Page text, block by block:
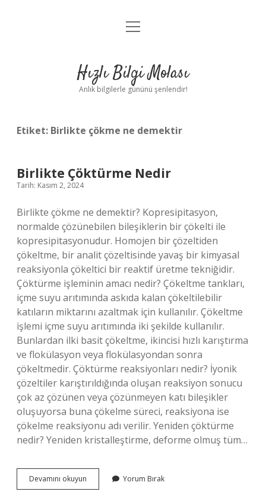
Anasayfa
Yasal Uyarı
menüyü
Hızlı Bilgi Molası
Anlık bilgilerle gününü şenlendir!
Etiket: Birlikte çökme ne demektir
Birlikte Çöktürme Nedir
Tarih: Kasım 2, 2024
Birlikte çökme ne demektir? Kopresipitasyon,
normalde çözünebilen bileşiklerin bir çökelti ile
kopresipitasyonudur. Homojen bir çözeltiden
çökeltme, bir analit çözeltisinde yavaş bir kimyasal
reaksiyonla çökeltici bir reaktif üretme tekniğidir.
Çöktürme işleminin amacı nedir? Çökeltme tankları,
içme suyu arıtımında askıda kalan çökeltilebilir
katıların miktarını azaltmak için kullanılır. Çökeltme
işlemi içme suyu arıtımında iki şekilde kullanılır.
Bunlardan ilki basit çökeltme, ikincisi hızlı karıştırma
ve flokülasyon veya flokülasyondan sonra
çökeltmedir. Çöktürme reaksiyonları nedir? İyonik
çözeltiler karıştırıldığında oluşan reaksiyon sonucu
çok az çözünen veya çözünmeyen katı bileşikler
oluşuyorsa buna çökelme süreci, reaksiyona ise
çökelme reaksiyonu adı verilir. Yeniden çöktürme
nedir? Yeniden kristalleştirme, deforme olmuş tüm…
Devamını okuyun
Çöktürme
Yorum Bırak